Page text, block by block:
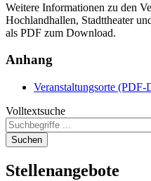
Weitere Informationen zu den
Hochlandhallen, Stadttheater
als PDF zum Download.
Anhang
Veranstaltungsorte
Volltextsuche
Suchen
Stellenangebote